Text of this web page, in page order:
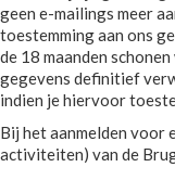
geen e-mailings meer
toestemming aan ons
de 18 maanden
gegevens definitief
indien je hiervoor
Bij het aanmelden voor
activiteiten) van de